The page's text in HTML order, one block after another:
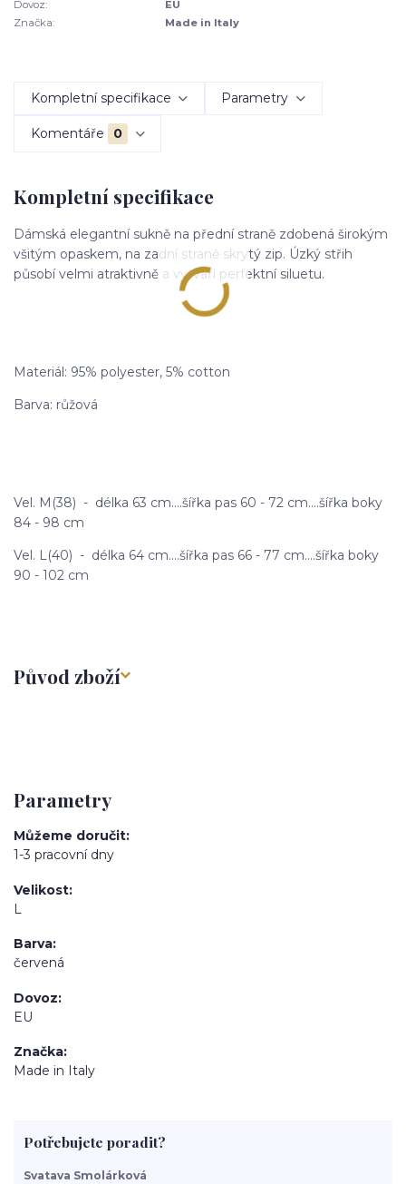
Dovoz:
EU
Značka:
Made in Italy
Kompletní specifikace Parametry
Komentáře 0
Kompletní specifikace
Dámská elegantní sukně na přední straně zdobená širokým
všitým opaskem, na zadní straně skrytý zip. Úzký střih
působí velmi atraktivně a vytváří perfektní siluetu.
Materiál: 95% polyester, 5% cotton
Barva: růžová
Vel. M(38) - délka 63 cm....šířka pas 60 - 72 cm....šířka boky
84 - 98 cm
Vel. L(40) - délka 64 cm....šířka pas 66 - 77 cm....šířka boky
90 - 102 cm
Původ zboží
Parametry
Můžeme doručit
1-3 pracovní dny
Velikost
L
Barva
červená
Dovoz
EU
Značka
Made in Italy
Potřebujete poradit?
Svatava Smolárková